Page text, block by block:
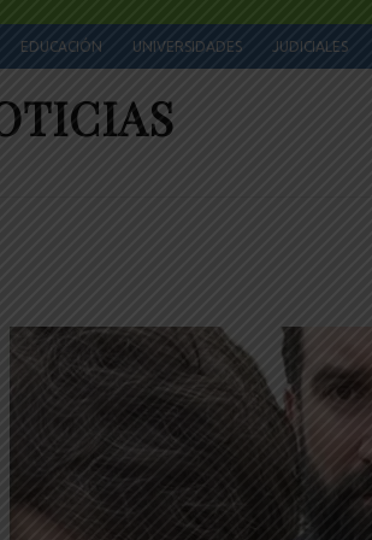
EDUCACIÓN UNIVERSIDADES JUDICIALES